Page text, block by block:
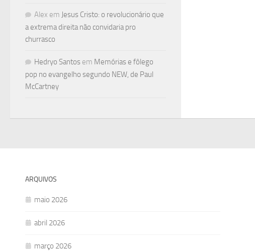
Alex em Jesus Cristo: o revolucionário que
a extrema direita não convidaria pro
churrasco
Hedryo Santos em Memórias e fôlego
pop no evangelho segundo NEW, de Paul
McCartney
ARQUIVOS
maio 2026
abril 2026
março 2026